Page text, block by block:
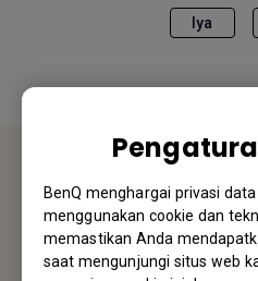
BenQ menghargai privasi
menggunakan cookie dan
memastikan Anda
saat mengunjungi situs web
Iya
Kami akan senang